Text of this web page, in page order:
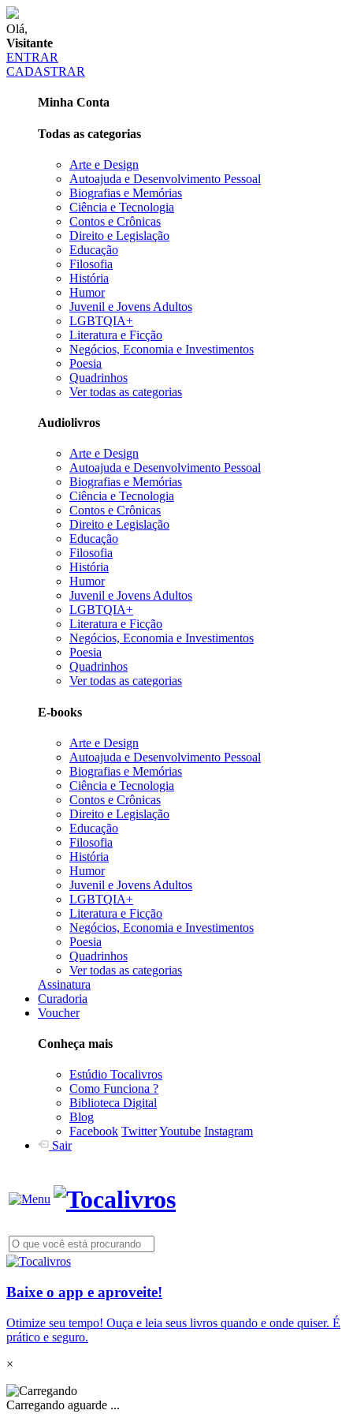
Olá,
Visitante
ENTRAR
CADASTRAR
Minha Conta
Todas as categorias
Arte e Design
Autoajuda e Desenvolvimento Pessoal
Biografias e Memórias
Ciência e Tecnologia
Contos e Crônicas
Direito e Legislação
Educação
Filosofia
História
Humor
Juvenil e Jovens Adultos
LGBTQIA+
Literatura e Ficção
Negócios, Economia e Investimentos
Poesia
Quadrinhos
Ver todas as categorias
Audiolivros
Arte e Design
Autoajuda e Desenvolvimento Pessoal
Biografias e Memórias
Ciência e Tecnologia
Contos e Crônicas
Direito e Legislação
Educação
Filosofia
História
Humor
Juvenil e Jovens Adultos
LGBTQIA+
Literatura e Ficção
Negócios, Economia e Investimentos
Poesia
Quadrinhos
Ver todas as categorias
E-books
Arte e Design
Autoajuda e Desenvolvimento Pessoal
Biografias e Memórias
Ciência e Tecnologia
Contos e Crônicas
Direito e Legislação
Educação
Filosofia
História
Humor
Juvenil e Jovens Adultos
LGBTQIA+
Literatura e Ficção
Negócios, Economia e Investimentos
Poesia
Quadrinhos
Ver todas as categorias
Assinatura
Curadoria
Voucher
Conheça mais
Estúdio Tocalivros
Como Funciona ?
Biblioteca Digital
Blog
Facebook TwitterYoutube Instagram
Sair
Baixe o app e aproveite!
Otimize seu tempo! Ouça e leia seus livros quando e onde quiser. É
prático e seguro.
×
Carregando aguarde ...